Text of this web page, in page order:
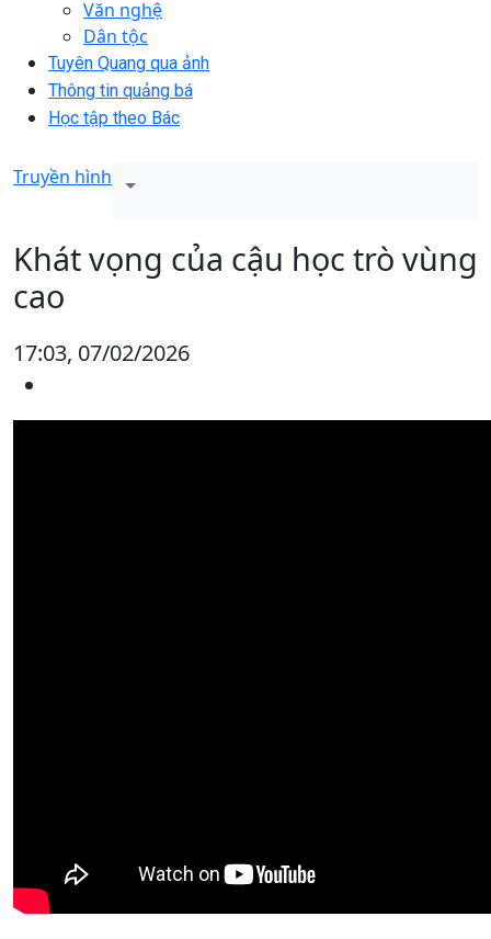
Văn nghệ
Dân tộc
Tuyên Quang qua ảnh
Thông tin quảng bá
Học tập theo Bác
Truyền hình
Khát vọng của cậu học trò vùng
cao
17:03, 07/02/2026